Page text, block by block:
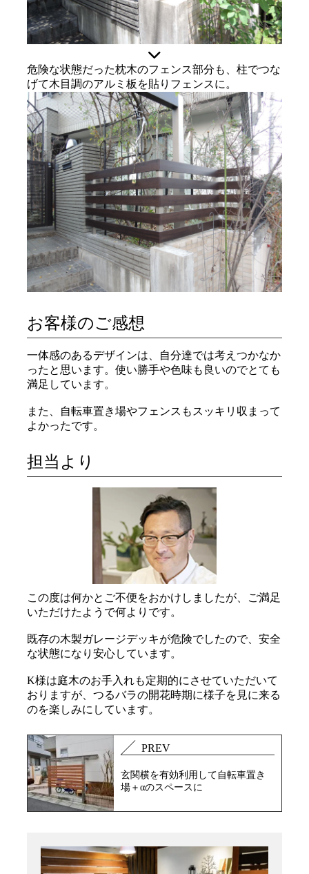
危険な状態だった枕木のフェンス部分も、柱でつな
げて木目調のアルミ板を貼りフェンスに。
お客様のご感想
一体感のあるデザインは、自分達では考えつかなか
ったと思います。使い勝手や色味も良いのでとても
満足しています。
また、自転車置き場やフェンスもスッキリ収まって
よかったです。
担当より
この度は何かとご不便をおかけしましたが、ご満足
いただけたようで何よりです。
既存の木製ガレージデッキが危険でしたので、安全
な状態になり安心しています。
K様は庭木のお手入れも定期的にさせていただいて
おりますが、つるバラの開花時期に様子を見に来る
のを楽しみにしています。
PREV
玄関横を有効利用して自転車置き
場＋αのスペースに